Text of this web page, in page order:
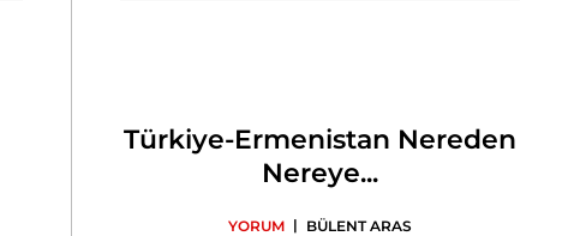
Türkiye-Ermenistan Nereden
Nereye...
YORUM | BÜLENT ARAS